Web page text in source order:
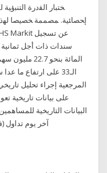
ﺨﺘﺒﺎﺭ ﺍﻟﻘﺩﺭﺓ
ﺇﺤﺼﺎﺌﻴﺔ. ﻤﺼﻤﻤﺔ ﺨﺼﻴﺼﺎ
المائة بنحو
الـ33 على ارتفاع
المرجعية إجراء تحليل
البيانات التاريخية